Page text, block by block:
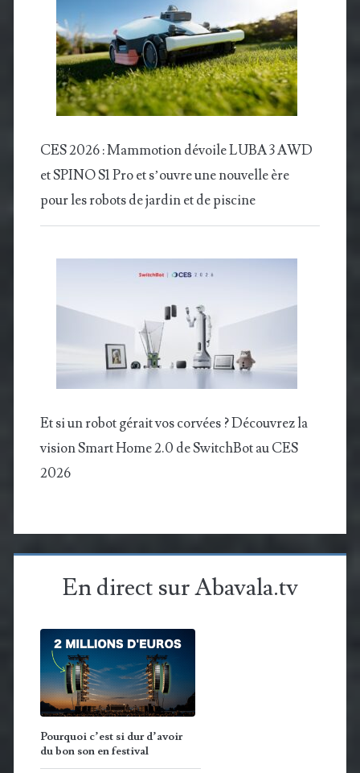
CES 2026 : Mammotion dévoile LUBA 3 AWD
et SPINO S1 Pro et s’ouvre une nouvelle ère
pour les robots de jardin et de piscine
Et si un robot gérait vos corvées ? Découvrez la
vision Smart Home 2.0 de SwitchBot au CES
2026
En direct sur Abavala.tv
Pourquoi c’est si dur d’avoir
du bon son en festival